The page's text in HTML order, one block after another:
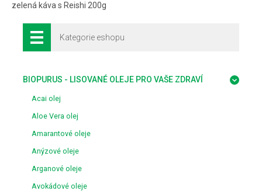
zelená káva s Reishi 200g
Kategorie eshopu
BIOPURUS - LISOVANÉ OLEJE PRO VAŠE ZDRAVÍ
Acai olej
Aloe Vera olej
Amarantové oleje
Anýzové oleje
Arganové oleje
Avokádové oleje